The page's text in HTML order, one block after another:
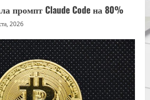
промпт Claude Code на 80%
2026